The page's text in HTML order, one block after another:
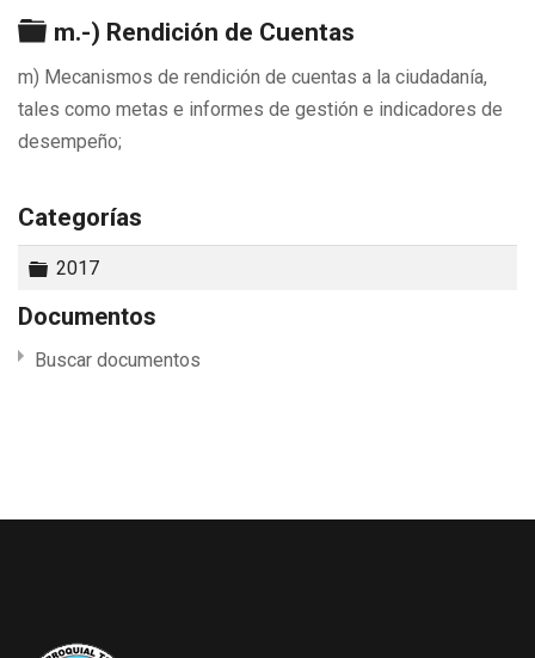
Carpeta
m.-) Rendición de Cuentas
m) Mecanismos de rendición de cuentas a la ciudadanía,
tales como metas e informes de gestión e indicadores de
desempeño;
Categorías
Carpeta
2017
Documentos
Buscar documentos